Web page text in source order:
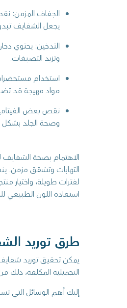
الجفاف المزمن:
يجعل الشفايف
التدخين: يحتوي
وتزيد التصبغات.
استخدام
مواد مهيجة قد
وصحة الجلد بشكل
الاهتمام بصحة
التهابات وتشقق مزمن.
لفترات طويلة، واختيار
استعادة اللون الطبيعي
طرق توريد
يمكن تحقيق توريد
التجميلية المكلفة، ذلك
إليك أهم الوسائل التي